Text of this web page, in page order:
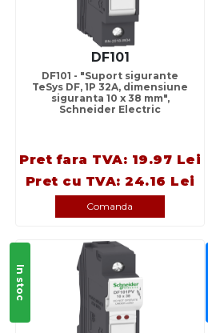
DF101
DF101 - "Suport sigurante
TeSys DF, 1P 32A, dimensiune
siguranta 10 x 38 mm",
Schneider Electric
Pret fara TVA: 19.97 Lei
Pret cu TVA: 24.16 Lei
Comanda
In stoc